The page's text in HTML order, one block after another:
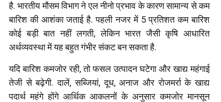
है. भारतीय मौसम विभाग ने एल नीनो प्रभाव के कारण सामान्य से कम
बारिश की आशंका जताई है. पहली नजर में 5 प्रतिशत कम बारिश
कोई बड़ी बात नहीं लगती, लेकिन भारत जैसी कृषि आधारित
अर्थव्यवस्था में यह बहुत गंभीर संकट बन सकता है.
यदि बारिश कमजोर रही, तो फसल उत्पादन घटेगा और खाद्य महंगाई
तेजी से बढ़ेगी. दालें, सब्जियां, दूध, अनाज और रोजमर्रा के खाद्य
पदार्थ महंगे होंगे आर्थिक आकलनों के अनुसार कमजोर मानसून